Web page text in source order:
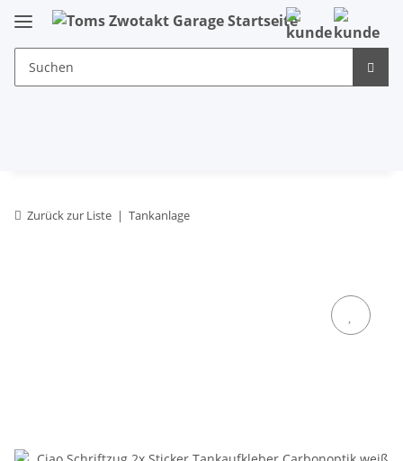
Zurück zur Liste Tankanlage